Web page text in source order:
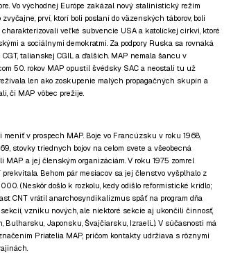
Vo východnej Európe zakázal nový stalinistický režim
prví, ktorí boli poslaní do väzenských táborov, boli
veľké subvencie USA a katolíckej cirkvi, ktoré
a sociálnymi demokratmi. Za podpory Ruska sa rovnaká
talianskej CGIL a ďalších. MAP nemala šancu v
50. rokov MAP opustil švédsky SAC a neostali tu už
len ako zoskupenie malých propagačných skupín a
či MAP vôbec prežije.
meniť v prospech MAP. Boje vo Francúzsku v roku 1968,
stovky triednych bojov na celom svete a všeobecná
MAP a jej členským organizáciám. V roku 1975 zomrel
prekvitala. Behom pár mesiacov sa jej členstvo vyšplhalo z
(Neskôr došlo k rozkolu, kedy odišlo reformistické krídlo;
CNT vrátil anarchosyndikalizmus späť na program dňa
vzniku nových, ale niektoré sekcie aj ukončili činnosť,
Bulharsku, Japonsku, Švajčiarsku, Izraeli...). V súčasnosti má
Priatelia MAP, pričom kontakty udržiava s rôznymi